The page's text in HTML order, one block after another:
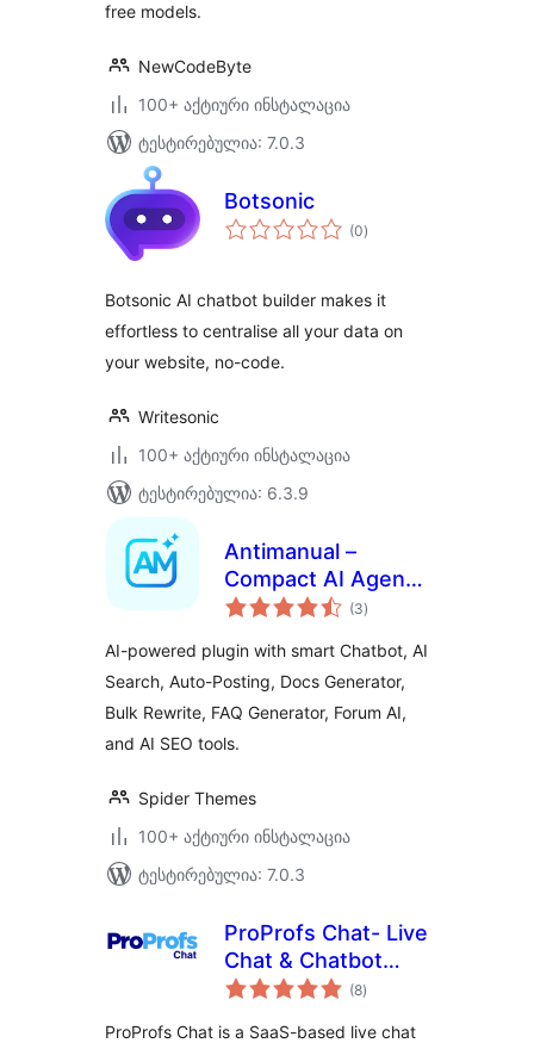
free models.
NewCodeByte
100+ აქტიური ინსტალაცია
ტესტირებულია: 7.0.3
Botsonic
(0საერთო
რეიტინგი
)
Botsonic AI chatbot builder makes it
effortless to centralise all your data on
your website, no-code.
Writesonic
100+ აქტიური ინსტალაცია
ტესტირებულია: 6.3.9
Antimanual –
Compact AI Agent
for Content, Chat &
(3საერთო
რეიტინგი
)
AI-powered plugin with smart Chatbot, AI
Search, Auto-Posting, Docs Generator,
Bulk Rewrite, FAQ Generator, Forum AI,
and AI SEO tools.
Spider Themes
100+ აქტიური ინსტალაცია
ტესტირებულია: 7.0.3
ProProfs Chat- Live
Chat & Chatbot
Plugin
(8საერთო
რეიტინგი
)
ProProfs Chat is a SaaS-based live chat